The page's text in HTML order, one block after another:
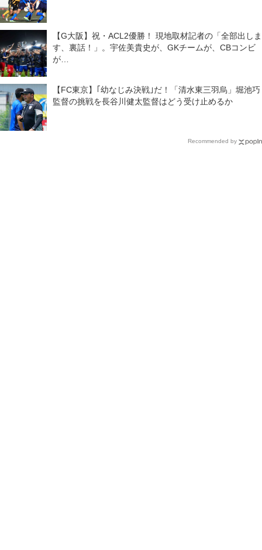
【G大阪】祝・ACL2優勝！ 現地取材記者の「全部出しま
す、裏話！」。宇佐美貴史が、GKチームが、CBコンビ
が…
【FC東京】｢幼なじみ決戦｣だ！「清水東三羽烏」堀池巧
監督の挑戦を長谷川健太監督はどう受け止めるか
Recommended by